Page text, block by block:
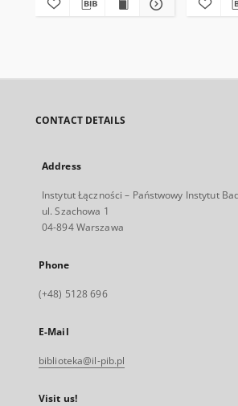
CONTACT DETAILS
Address
Instytut Łączności – Państwowy Instytut
ul. Szachowa 1
04-894 Warszawa
Phone
(+48) 5128 696
E-Mail
biblioteka@il-pib.pl
Visit us!